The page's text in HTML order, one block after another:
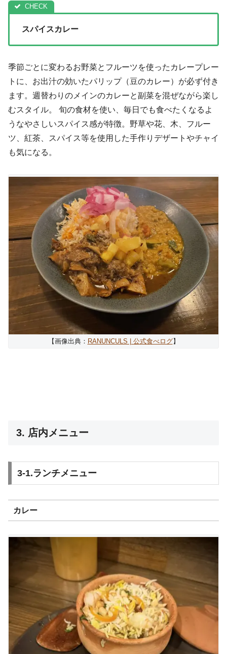
スパイスカレー
季節ごとに変わるお野菜とフルーツを使ったカレープレー
トに、お出汁の効いたパリップ（豆のカレー）が必ず付き
ます。週替わりのメインのカレーと副菜を混ぜながら楽し
むスタイル。 旬の食材を使い、毎日でも食べたくなるよ
うなやさしいスパイス感が特徴。野草や花、木、フルー
ツ、紅茶、スパイス等を使用した手作りデザートやチャイ
も気になる。
【画像出典： RANUNCULS | 公式食べログ】
3. 店内メニュー
3-1.ランチメニュー
カレー